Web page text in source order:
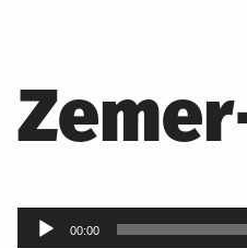
Audiospeler
00:00